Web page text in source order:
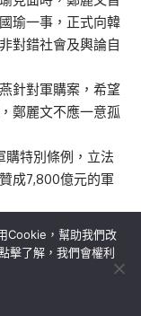
瑜一事，正式向韓
對錯社會及輿論自
針對軍購案，希望
鄭麗文不應一意孤
購特別條例，立法
成7,800億元的軍
我們
Cookie，幫助我們改
擊了解，我們會權利